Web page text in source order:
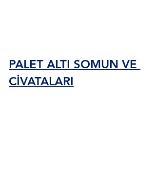
PALET ALTI SOMUN VE
CİVATALARI